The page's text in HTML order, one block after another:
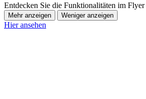
Entdecken Sie die Funktionalitäten im Flyer
Mehr anzeigen Weniger anzeigen
Hier ansehen